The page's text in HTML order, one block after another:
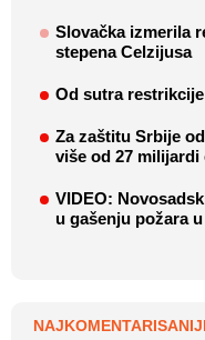
Slovačka izmerila
stepena Celzijusa
Od sutra
Za zaštitu Srbije
više od 27 milijardi
VIDEO:
u gašenju požara